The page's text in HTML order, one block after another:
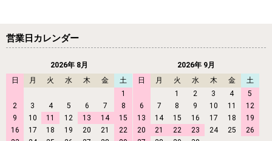
営業日カレンダー
2026年 8月
日
月 火 水 木 金
土
1
2
3 4 5 6 7
8
9
10 11 12 13 14
15
16
17 18 19 20 21
22
2026年 9月
日
月 火 水 木 金
土
1
2 3 4
5
6
7 8 9 10 11
12
13
14 15 16 17 18
19
20
21 22 23 24 25
26